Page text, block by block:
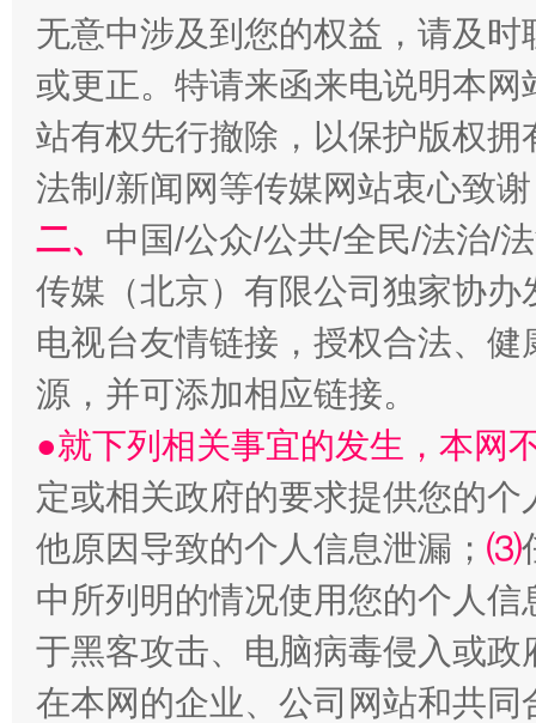
受贿1.44亿！段成刚被判无期 从幼
无意中涉及到您的权益，请及
或更正。特请来函来电说明本
站有权先行撤除，以保护版权
法制/新闻网等传媒网站衷心致
二、 中国/公众/公共/全民/法治/
传媒（北京）有限公司独家协
电视台友情链接，授权合法、
源，并可添加相应链接。
●就下列相关事宜的发生，本网
定或相关政府的要求提供您的个
他原因导致的个人信息泄漏； ⑶
中所列明的情况使用您的个人
于黑客攻击、电脑病毒侵入或
在本网的企业、公司网站和共